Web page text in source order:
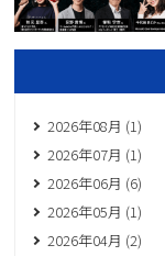
2026年08月 (1)
2026年07月 (1)
2026年06月 (6)
2026年05月 (1)
2026年04月 (2)